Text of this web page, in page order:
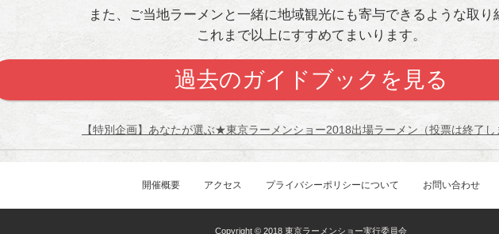
また、ご当地ラーメンと一緒に地域観光にも寄与できるような取り
これまで以上にすすめてまいります。
過去のガイドブックを見る
【特別企画】あなたが選ぶ★東京ラーメンショー2018出場ラーメン（投票は終了し
開催概要 アクセス プライバシーポリシーについて お問い合わせ
Copyright © 2018 東京ラーメンショー実行委員会